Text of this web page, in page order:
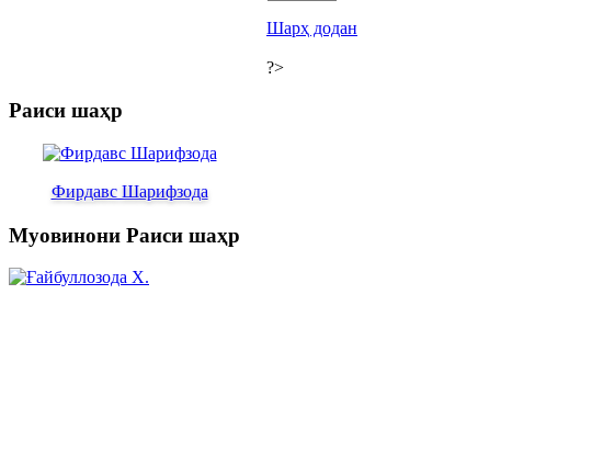
Шарҳ додан
?>
Раиси шаҳр
Фирдавс Шарифзода
Муовинони Раиси шаҳр